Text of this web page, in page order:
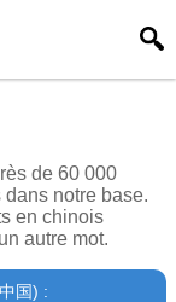
de 60 000
notre base.
en chinois
autre mot.
国) :